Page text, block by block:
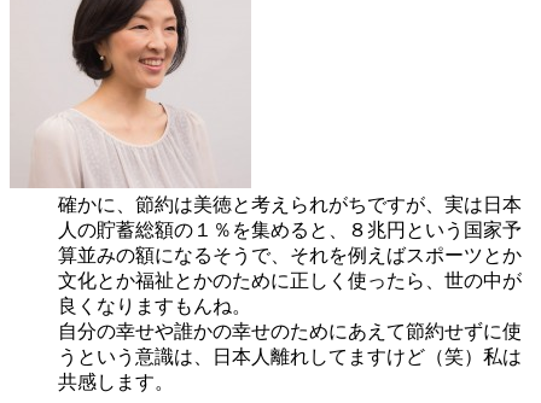
確かに、節約は美徳と考えられがちですが、実は日本
人の貯蓄総額の１％を集めると、８兆円という国家予
算並みの額になるそうで、それを例えばスポーツとか
文化とか福祉とかのために正しく使ったら、世の中が
良くなりますもんね。
自分の幸せや誰かの幸せのためにあえて節約せずに使
うという意識は、日本人離れしてますけど（笑）私は
共感します。